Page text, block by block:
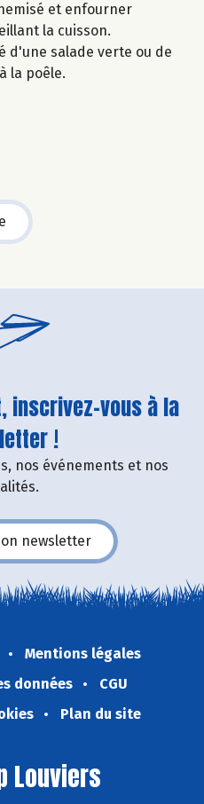
et enfourner
la cuisson.
d'une salade verte ou de
la poêle.
inscrivez-vous à la
!
nos événements et nos
newsletter
Mentions légales
données
CGU
Plan du site
Louviers